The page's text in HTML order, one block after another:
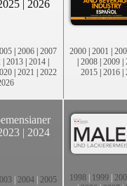
| 2026
| 2006 | 2007
| 2013 | 2014 |
| 2021 | 2022
2000 | 2001 |
| 2008 | 2009 |
2015 | 2016 |
| 2024
2004 2005
1998 1999